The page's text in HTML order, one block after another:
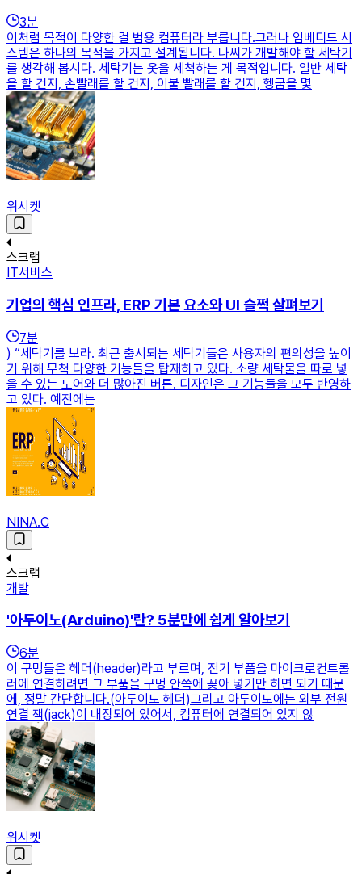
3분
이처럼 목적이 다양한 걸 범용 컴퓨터라 부릅니다.그러나 임베디드 시
스템은 하나의 목적을 가지고 설계됩니다. 나씨가 개발해야 할 세탁기
를 생각해 봅시다. 세탁기는 옷을 세척하는 게 목적입니다. 일반 세탁
을 할 건지, 손빨래를 할 건지, 이불 빨래를 할 건지, 헹굼을 몇
위시켓
스크랩
IT서비스
기업의 핵심 인프라, ERP 기본 요소와 UI 슬쩍 살펴보기
7분
) “세탁기를 보라. 최근 출시되는 세탁기들은 사용자의 편의성을 높이
기 위해 무척 다양한 기능들을 탑재하고 있다. 소량 세탁물을 따로 넣
을 수 있는 도어와 더 많아진 버튼. 디자인은 그 기능들을 모두 반영하
고 있다. 예전에는
NINA.C
스크랩
개발
'아두이노(Arduino)'란? 5분만에 쉽게 알아보기
6분
이 구멍들은 헤더(header)라고 부르며, 전기 부품을 마이크로컨트롤
러에 연결하려면 그 부품을 구멍 안쪽에 꽂아 넣기만 하면 되기 때문
에, 정말 간단합니다.(아두이노 헤더)그리고 아두이노에는 외부 전원
연결 잭(jack)이 내장되어 있어서, 컴퓨터에 연결되어 있지 않
위시켓